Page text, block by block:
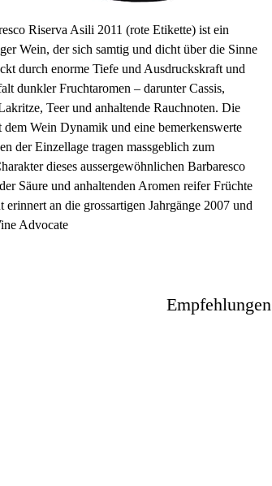
Riserva Asili 2011 (rote Etikette) ist ein
Wein, der sich samtig und dicht über die Sinne
durch enorme Tiefe und Ausdruckskraft und
dunkler Fruchtaromen – darunter Cassis,
Teer und anhaltende Rauchnoten. Die
Wein Dynamik und eine bemerkenswerte
der Einzellage tragen massgeblich zum
dieses aussergewöhnlichen Barbaresco
Säure und anhaltenden Aromen reifer Früchte
an die grossartigen Jahrgänge 2007 und
Advocate
Empfehlungen